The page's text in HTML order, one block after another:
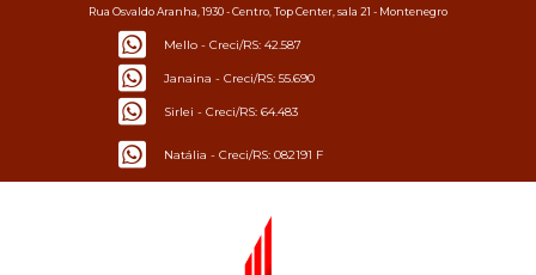
Rua Osvaldo Aranha, 1930 - Centro, Top Center, sala 21 - Montenegro
Mello - Creci/RS: 42.587
Janaina - Creci/RS: 55.690
Sirlei - Creci/RS: 64.483
Natália - Creci/RS: 082191 F